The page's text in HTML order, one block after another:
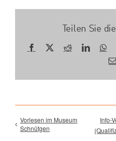
Teilen Sie
Facebook
X Reddit
Vorlesen im Museum
Schnütgen
Info-